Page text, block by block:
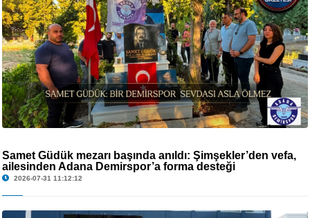
Samet Güdük mezarı başında anıldı: Şimşekler’den vefa,
ailesinden Adana Demirspor’a forma desteği
2026-07-31 11:12:12